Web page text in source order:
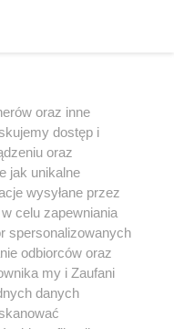
być powielany i
w jakikolwiek sposób (w
jakimkolwiek polu
z umieszczaniem w Internecie
użycie lub
z naruszeniem prawa, tzn.
kary i może być ścigane
oraz inne
dostęp i
oraz
jak unikalne
wysyłane przez
celu zapewniania
spersonalizowanych
odbiorców oraz
my i Zaufani
danych